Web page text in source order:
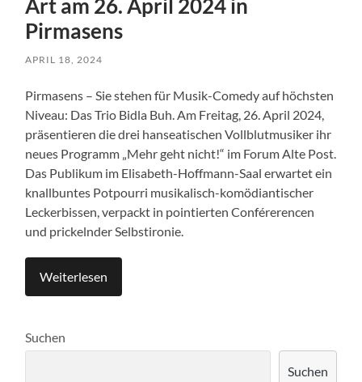
Art am 26. April 2024 in
Pirmasens
APRIL 18, 2024
Pirmasens – Sie stehen für Musik-Comedy auf höchsten
Niveau: Das Trio Bidla Buh. Am Freitag, 26. April 2024,
präsentieren die drei hanseatischen Vollblutmusiker ihr
neues Programm „Mehr geht nicht!“ im Forum Alte Post.
Das Publikum im Elisabeth-Hoffmann-Saal erwartet ein
knallbuntes Potpourri musikalisch-komödiantischer
Leckerbissen, verpackt in pointierten Conférerencen
und prickelnder Selbstironie.
Weiterlesen
Suchen
Suchen